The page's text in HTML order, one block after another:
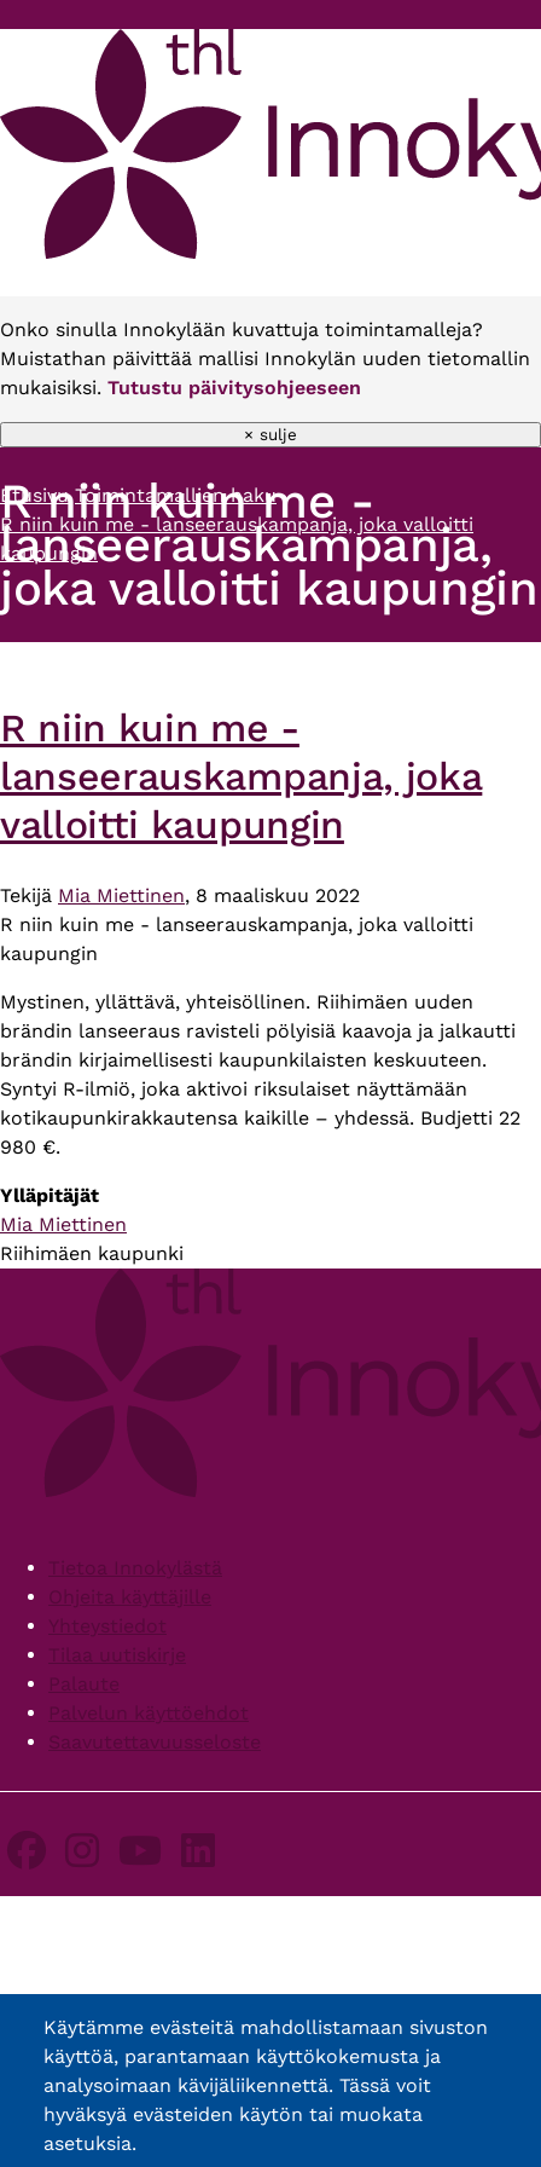
Onko sinulla Innokylään kuvattuja toimintamalleja?
Muistathan päivittää mallisi Innokylän uuden tietomallin
mukaisiksi. Tutustu päivitysohjeeseen
× sulje
Murupolku
Etusivu Toimintamallien haku
R niin kuin me - lanseerauskampanja, joka valloitti
kaupungin
R niin kuin me -
lanseerauskampanja,
joka valloitti kaupungin
R niin kuin me -
lanseerauskampanja, joka
valloitti kaupungin
Tekijä Mia Miettinen, 8 maaliskuu 2022
R niin kuin me - lanseerauskampanja, joka valloitti
kaupungin
Mystinen, yllättävä, yhteisöllinen. Riihimäen uuden
brändin lanseeraus ravisteli pölyisiä kaavoja ja jalkautti
brändin kirjaimellisesti kaupunkilaisten keskuuteen.
Syntyi R-ilmiö, joka aktivoi riksulaiset näyttämään
kotikaupunkirakkautensa kaikille – yhdessä. Budjetti 22
980 €.
Ylläpitäjät
Mia Miettinen
Riihimäen kaupunki
FooterTietoa Innokylästä
Ohjeita käyttäjille
Yhteystiedot
Tilaa uutiskirje
Palaute
Palvelun käyttöehdot
Saavutettavuusseloste
Käytämme evästeitä mahdollistamaan sivuston
käyttöä, parantamaan käyttökokemusta ja
analysoimaan kävijäliikennettä. Tässä voit
hyväksyä evästeiden käytön tai muokata
asetuksia.